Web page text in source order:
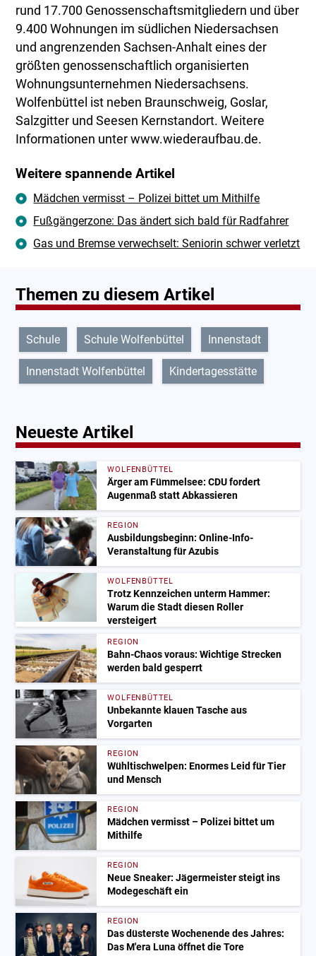
rund 17.700 Genossenschaftsmitgliedern und über
9.400 Wohnungen im südlichen Niedersachsen
und angrenzenden Sachsen-Anhalt eines der
größten genossenschaftlich organisierten
Wohnungsunternehmen Niedersachsens.
Wolfenbüttel ist neben Braunschweig, Goslar,
Salzgitter und Seesen Kernstandort. Weitere
Informationen unter www.wiederaufbau.de.
Weitere spannende Artikel
Mädchen vermisst – Polizei bittet um Mithilfe
Fußgängerzone: Das ändert sich bald für Radfahrer
Gas und Bremse verwechselt: Seniorin schwer verletzt
Themen zu diesem Artikel
Schule Schule Wolfenbüttel Innenstadt
Innenstadt Wolfenbüttel Kindertagesstätte
Neueste Artikel
WOLFENBÜTTEL
Ärger am Fümmelsee: CDU fordert
Augenmaß statt Abkassieren
REGION
Ausbildungsbeginn: Online-Info-
Veranstaltung für Azubis
WOLFENBÜTTEL
Trotz Kennzeichen unterm Hammer:
Warum die Stadt diesen Roller
versteigert
REGION
Bahn-Chaos voraus: Wichtige Strecken
werden bald gesperrt
WOLFENBÜTTEL
Unbekannte klauen Tasche aus
Vorgarten
REGION
Wühltischwelpen: Enormes Leid für Tier
und Mensch
REGION
Mädchen vermisst – Polizei bittet um
Mithilfe
REGION
Neue Sneaker: Jägermeister steigt ins
Modegeschäft ein
REGION
Das düsterste Wochenende des Jahres:
Das M'era Luna öffnet die Tore